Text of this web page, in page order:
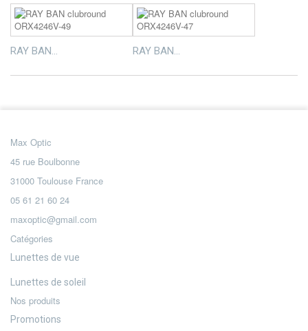
RAY BAN... RAY BAN...
Max Optic
45 rue Boulbonne
31000 Toulouse France
05 61 21 60 24
maxoptic@gmail.com
Catégories
Lunettes de vue
Lunettes de soleil
Nos produits
Promotions